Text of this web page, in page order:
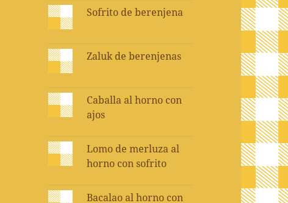
Sofrito de berenjena
Zaluk de berenjenas
Caballa al horno con
ajos
Lomo de merluza al
horno con sofrito
Bacalao al horno con